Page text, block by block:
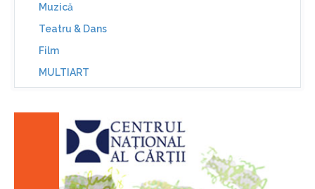
Muzică
Teatru & Dans
Film
MULTIART